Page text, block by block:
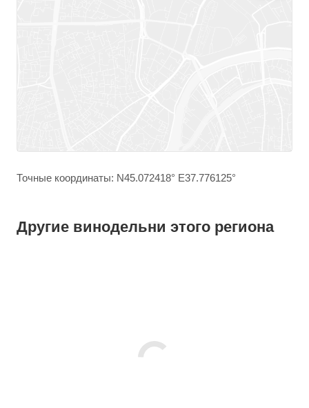
Точные координаты: N45.072418° E37.776125°
Другие винодельни этого региона